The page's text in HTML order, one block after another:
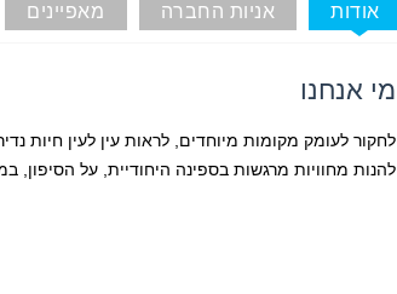
אודות אניות החברה מאפיינים
מי אנחנו
לחקור לעומק מקומות מיוחדים, לראות עין לעין חיות
להנות מחוויות מרגשות בספינה היחודיית, על